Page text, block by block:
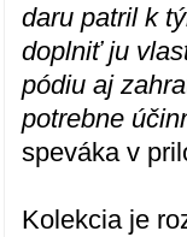
daru patril k
doplniť ju
pódiu aj
potrebne
speváka v
Kolekcia je